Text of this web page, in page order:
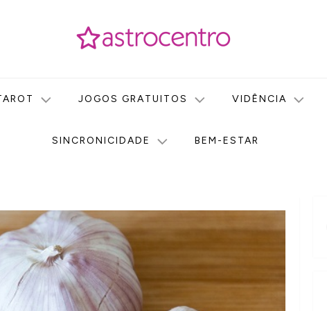
JOGOS GRATUITOS VIDÊNCIA
SINCRONICIDADE BEM-ESTAR